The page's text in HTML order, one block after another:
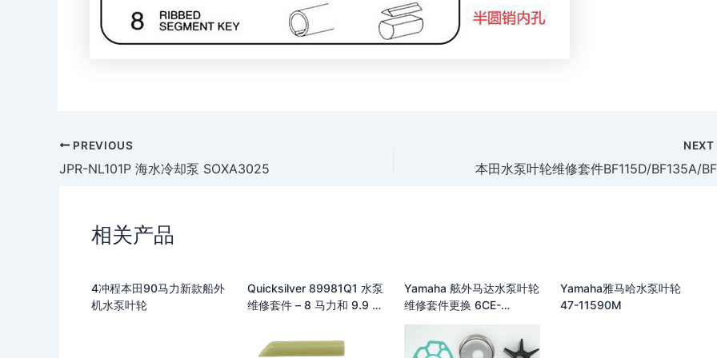
PREVIOUS
JPR-NL101P 海水冷却泵 SOXA3025
NEXT
相关产品
4冲程本田90马力新款船外
机水泵叶轮
Quicksilver 89981Q1 水泵
维修套件 – 8 马力和 9.9 马
冲程舷外发动机，带标准齿
轮箱
Yamaha 舷外马达水泵叶轮
维修套件更换 6CE-
W0078-00
Yamaha雅马哈水泵叶轮
47-11590M